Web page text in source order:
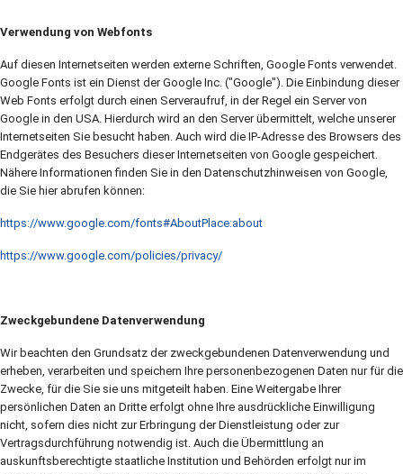
Verwendung von Webfonts
Auf diesen Internetseiten werden externe Schriften, Google Fonts verwendet.
Google Fonts ist ein Dienst der Google Inc. ("Google"). Die Einbindung dieser
Web Fonts erfolgt durch einen Serveraufruf, in der Regel ein Server von
Google in den USA. Hierdurch wird an den Server übermittelt, welche unserer
Internetseiten Sie besucht haben. Auch wird die IP-Adresse des Browsers des
Endgerätes des Besuchers dieser Internetseiten von Google gespeichert.
Nähere Informationen finden Sie in den Datenschutzhinweisen von Google,
die Sie hier abrufen können:
https://www.google.com/fonts#AboutPlace:about
https://www.google.com/policies/privacy/
Zweckgebundene Datenverwendung
Wir beachten den Grundsatz der zweckgebundenen Datenverwendung und
erheben, verarbeiten und speichern Ihre personenbezogenen Daten nur für die
Zwecke, für die Sie sie uns mitgeteilt haben. Eine Weitergabe Ihrer
persönlichen Daten an Dritte erfolgt ohne Ihre ausdrückliche Einwilligung
nicht, sofern dies nicht zur Erbringung der Dienstleistung oder zur
Vertragsdurchführung notwendig ist. Auch die Übermittlung an
auskunftsberechtigte staatliche Institution und Behörden erfolgt nur im